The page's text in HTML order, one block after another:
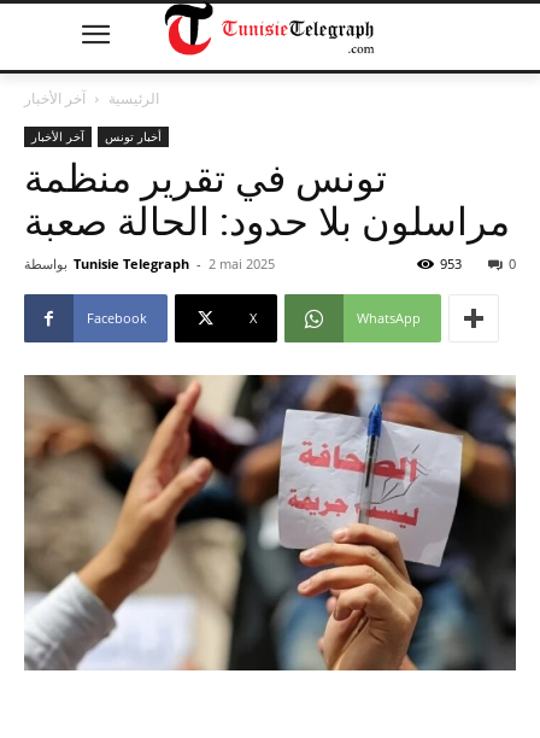
الرئيسية آخر الأخبار
آخر الأخبار أخبار تونس
تونس في تقرير منظمة
مراسلون بلا حدود: الحالة صعبة
بواسطة Tunisie Telegraph - 2 mai 2025 0
953
Facebook X WhatsApp